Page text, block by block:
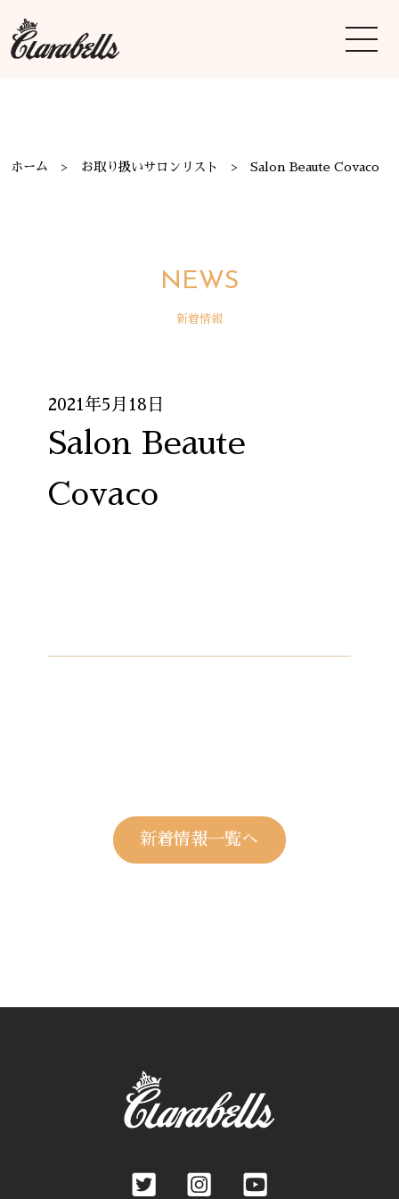
ホーム お取り扱いサロンリスト Salon Beaute Covaco
NEWS
新着情報
2021年5月18日
Salon Beaute
Covaco
新着情報一覧へ